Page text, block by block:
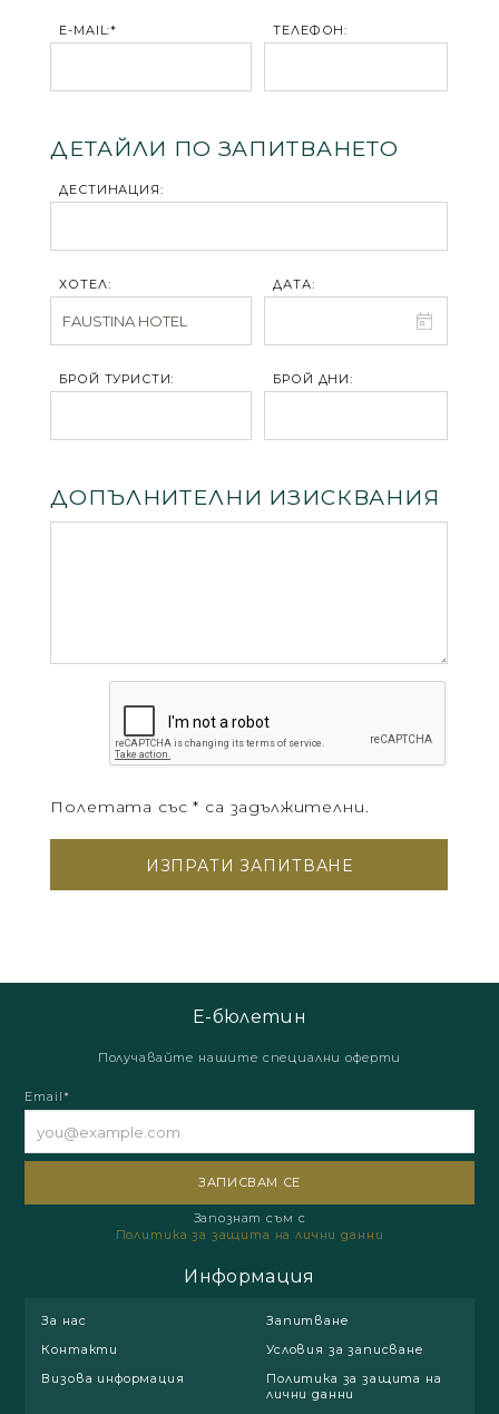
E-MAIL:* ТЕЛЕФОН:
ДЕТАЙЛИ ПО ЗАПИТВАНЕТО
ДЕСТИНАЦИЯ:
ХОТЕЛ: ДАТА:
БРОЙ ТУРИСТИ: БРОЙ ДНИ:
ДОПЪЛНИТЕЛНИ ИЗИСКВАНИЯ
Полетата със * са задължителни.
Е-бюлетин
Получавайте нашите специални оферти
Email*
Запознат съм с
Политика за защита на лични данни
Информация
За нас
Запитване
Контакти
Условия за записване
Визова информация
Политика за защита на
лични данни